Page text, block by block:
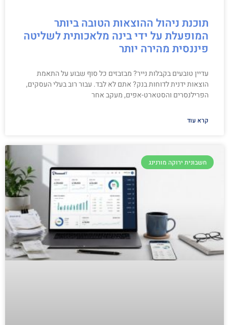
תוכנת ניהול ההוצאות הטובה ביותר
המופעלת על ידי בינה מלאכותית לשליטה
פיננסית מהירה יותר
עדיין טובעים בקבלות נייר? מבזבזים כל סוף שבוע על התאמת
הוצאות ידנית לדוחות בנק? אתם לא לבד. עבור רוב בעלי העסקים,
הפרילנסרים והסטארט-אפים, מעקב אחר
קרא עוד
חשבונית ירוקה מורנינג